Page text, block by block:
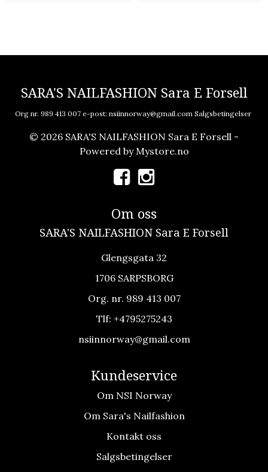
SARA'S NAILFASHION Sara E Forsell
Org nr. 989 413 007 e-post: nsiinnorway@gmail.com Salgsbetingelser
© 2026 SARA'S NAILFASHION Sara E Forsell -
Powered by Mystore.no
Om oss
SARA'S NAILFASHION Sara E Forsell
Glengsgata 32
1706 SARPSBORG
Org. nr. 989 413 007
Tlf: +4795275243
nsiinnorway@gmail.com
Kundeservice
Om NSI Norway
Om Sara's Nailfashion
Kontakt oss
Salgsbetingelser